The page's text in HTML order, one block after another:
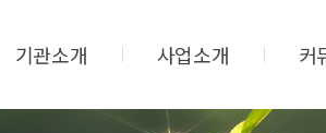
기관소개 사업소개 커